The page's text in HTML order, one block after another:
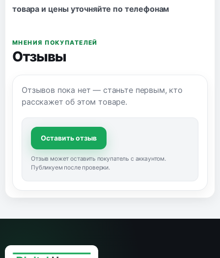
товара и цены уточняйте по телефонам
МНЕНИЯ ПОКУПАТЕЛЕЙ
Отзывы
Отзывов пока нет — станьте первым, кто
расскажет об этом товаре.
Оставить отзыв
Отзыв может оставить покупатель с аккаунтом.
Публикуем после проверки.